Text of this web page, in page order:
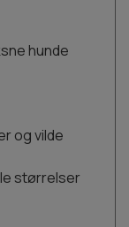
hunde
og vilde
størrelser